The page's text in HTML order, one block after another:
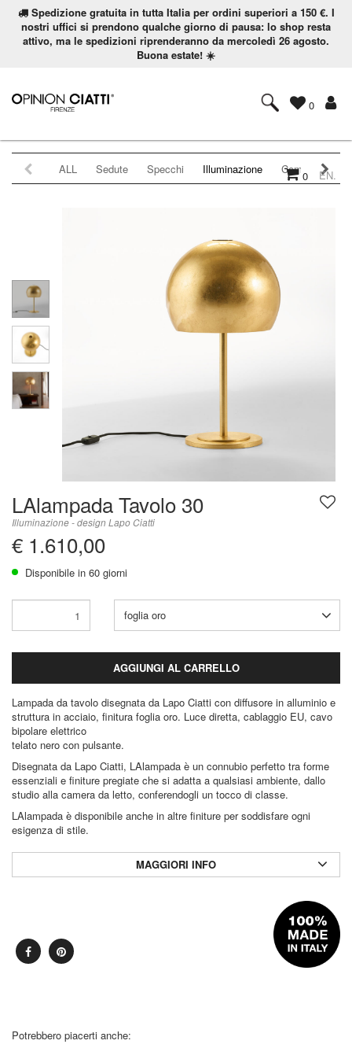
Spedizione gratuita in tutta Italia per ordini superiori a 150 €. I
nostri uffici si prendono qualche giorno di pausa: lo shop resta
attivo, ma le spedizioni riprenderanno da mercoledì 26 agosto.
Buona estate! ☀️
0
0 EN.
ALL Sedute Specchi Illuminazione Complementi
LAlampada Tavolo 30
Illuminazione - design Lapo Ciatti
€ 1.610,00
Disponibile in 60 giorni
foglia oro
AGGIUNGI AL CARRELLO
Lampada da tavolo disegnata da Lapo Ciatti con diffusore in alluminio e
struttura in acciaio, finitura foglia oro. Luce diretta, cablaggio EU, cavo
bipolare elettrico
telato nero con pulsante.
Disegnata da Lapo Ciatti, LAlampada è un connubio perfetto tra forme
essenziali e finiture pregiate che si adatta a qualsiasi ambiente, dallo
studio alla camera da letto, conferendogli un tocco di classe.
LAlampada è disponibile anche in altre finiture per soddisfare ogni
esigenza di stile.
MAGGIORI INFO
Potrebbero piacerti anche: